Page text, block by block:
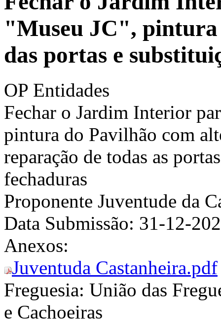
"Museu JC", pintura
das portas e
OP Entidades
Fechar o Jardim Interior
pintura do Pavilhão com
reparação de todas as
fechaduras
Proponente Juventude da
Data Submissão: 31-12-
Anexos:
Juventuda Castanheira.pdf
Freguesia: União das
e Cachoeiras